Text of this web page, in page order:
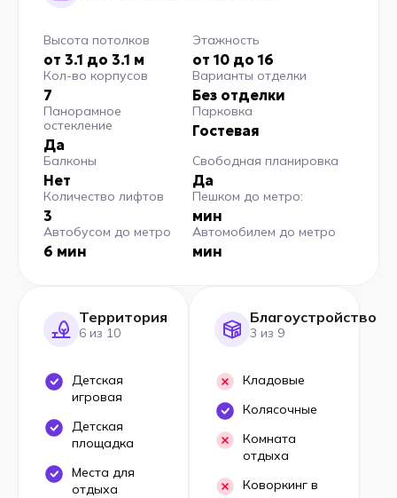
Высота потолков
от 3.1 до 3.1 м
Этажность
от 10 до 16
Кол-во корпусов
7
Варианты отделки
Без отделки
Панорамное
остекление
Да
Парковка
Гостевая
Балконы
Нет
Свободная планировка
Да
Количество лифтов
3
Пешком до метро:
мин
Автобусом до метро
6 мин
Автомобилем до метро
мин
Территория
6 из 10
Детская
игровая
Детская
площадка
Места для
отдыха
Благоустройство
3 из 9
Кладовые
Колясочные
Комната
отдыха
Коворкинг в